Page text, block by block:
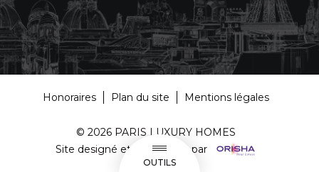
OUTILS
Honoraires Plan du site Mentions légales
© 2026 PARIS LUXURY HOMES
Site designé et Développé par